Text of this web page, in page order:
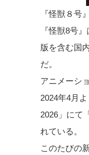
『怪獣８号
『怪獣8号
版を含む国
だ。
アニメーシ
2024年4月
2026」にて
れている。
このたびの